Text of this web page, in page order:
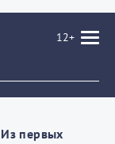
12+
Из пеpвых